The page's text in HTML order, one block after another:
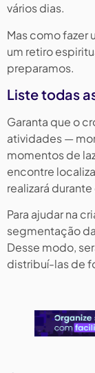
vários dias.
Mas como fazer
um retiro
preparamos.
Liste todas
Garanta que o
atividades —
momentos de
encontre
realizará
Para ajudar na
segmentação
Desse modo,
distribuí-las de